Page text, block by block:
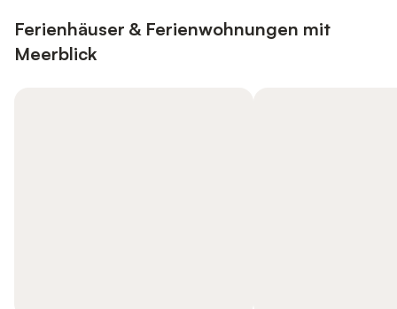
Ferienhäuser & Ferienwohnungen mit
Meerblick